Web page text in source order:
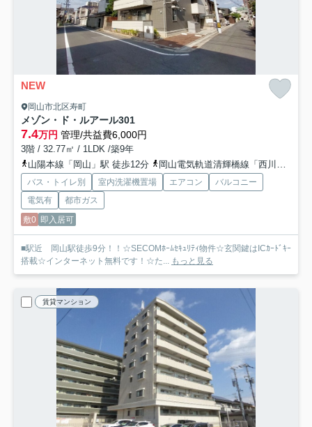
NEW
岡山市北区寿町
メゾン・ド・ルアール301
7.4万円 管理/共益費6,000円
3階 / 32.77㎡ / 1LDK /築9年
山陽本線「岡山」駅 徒歩12分
岡山電気軌道清輝橋線「西川緑道公園」駅 徒歩16分
バス・トイレ別 室内洗濯機置場 エアコン
バルコニー
電気有
都市ガス
敷0 即入居可
■駅近 岡山駅徒歩9分！！☆SECOMﾎｰﾑｾｷｭﾘﾃｨ物件☆玄関鍵はICｶｰﾄﾞｷｰ
搭載☆インターネット無料です！☆た... もっと見る
賃貸マンション